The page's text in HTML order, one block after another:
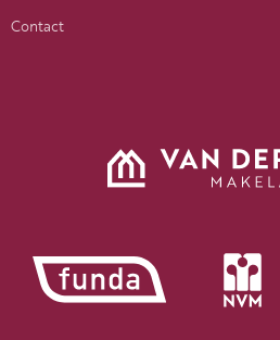
Contact